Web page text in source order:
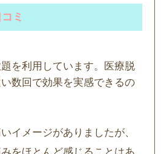
ミ
題を利用しています。医療脱
数回で効果を実感できるの
イメージがありましたが、